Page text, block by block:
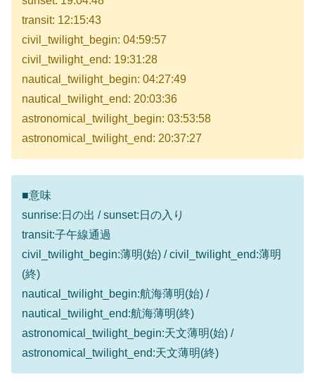
transit: 12:15:43
civil_twilight_begin: 04:59:57
civil_twilight_end: 19:31:28
nautical_twilight_begin: 04:27:49
nautical_twilight_end: 20:03:36
astronomical_twilight_begin: 03:53:58
astronomical_twilight_end: 20:37:27
■意味
sunrise:日の出 / sunset:日の入り
transit:子午線通過
civil_twilight_begin:薄明(始) / civil_twilight_end:薄明
(終)
nautical_twilight_begin:航海薄明(始) /
nautical_twilight_end:航海薄明(終)
astronomical_twilight_begin:天文薄明(始) /
astronomical_twilight_end:天文薄明(終)